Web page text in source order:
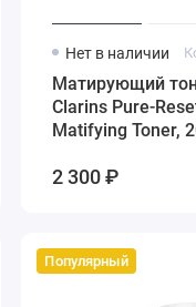
Нет в наличии
Матирующий
Clarins Pure-
Matifying Toner,
2 300 ₽
Популярный